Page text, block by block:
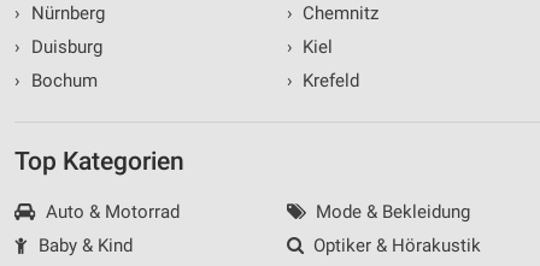
›
Nürnberg
›
Duisburg
›
Bochum
› Chemnitz
› Kiel
› Krefeld
Top Kategorien
Auto & Motorrad
Baby & Kind
Mode & Bekleidung
Optiker & Hörakustik